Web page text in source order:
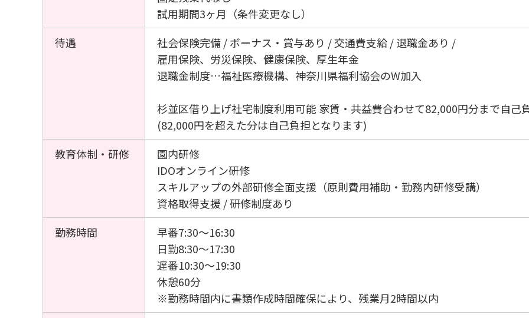
試用期間3ヶ月（条件変更なし）
待遇
社会保険完備 / ボーナス・賞与あり / 交通費支給 / 退職金あり /
雇用保険、労災保険、健康保険、厚生年金
退職金制度…福祉医療機構、神奈川県福利協会のW加入
杉並区借り上げ社宅制度利用可能 家賃・共益費合わせて82,000円分まで自己
(82,000円を超えた分は自己負担となります)
教育体制・研修
園内研修
IDOオンライン研修
スキルアップの外部研修全面支援（原則費用補助・勤務内研修受講）
資格取得支援 / 研修制度あり
勤務時間
早番7:30～16:30
日勤8:30～17:30
遅番10:30～19:30
休憩60分
※勤務時間内に書類作成時間確保により、残業月2時間以内